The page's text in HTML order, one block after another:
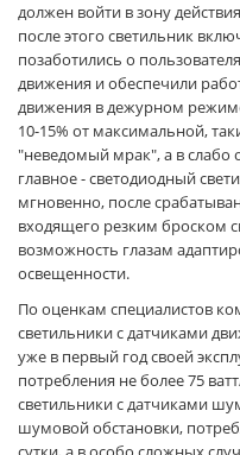
должен войти в зону
после этого светильник
позаботились о
движения и обеспечили
движения в дежурном
10-15% от максимальной,
"неведомый мрак", а в
главное - светодиодный
мгновенно, после
входящего резким броском
возможность глазам
освещенности.
По оценкам специалистов
светильникис датчиками
уже в первый год своей
потребления не более 75
светильники с датчиками
шумовой обстановки,